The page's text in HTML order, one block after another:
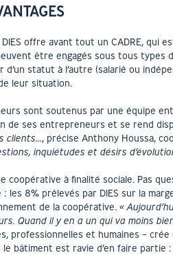
DIES offre avant tout un CADRE, qui
être engagés sous tous types
d’un statut à l’autre (salarié ou
leur situation.
sont soutenus par une équipe
de ses entrepreneurs et se rend
clients…, précise Anthony Houssa,
inquiétudes et désirs
coopérative à finalité sociale. Pas
: les 8% prélevés par DIES sur la
de la coopérative. «
Quand il y en a un qui va moins
professionnelles et humaines –
bâtiment est ravie d’en faire partie :